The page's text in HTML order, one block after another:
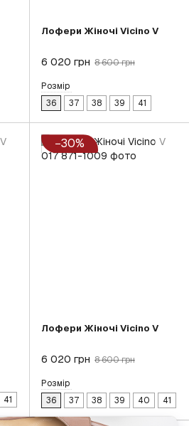
Лофери Жіночі Vicino V
6 020 грн 8 600 грн
Розмір
36
37 38 39 41
41
−30%
Лофери Жіночі Vicino V
6 020 грн 8 600 грн
Розмір
36
37 38 39 40 41